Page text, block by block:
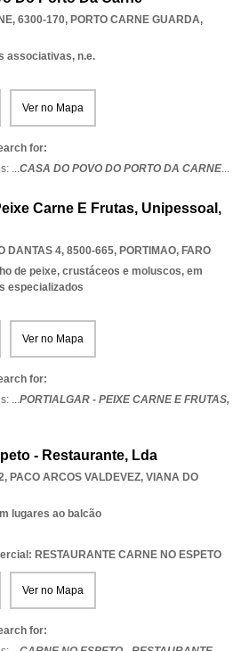
6300-170, PORTO CARNE GUARDA,
associativas, n.e.
Ver no Mapa
for:
...CASA DO POVO DO PORTO DA CARNE...
Carne E Frutas, Unipessoal,
DANTAS 4, 8500-665, PORTIMAO, FARO
de peixe, crustáceos e moluscos, em
especializados
Ver no Mapa
for:
...PORTIALGAR - PEIXE CARNE E FRUTAS,
- Restaurante, Lda
, PACO ARCOS VALDEVEZ, VIANA DO
lugares ao balcão
RESTAURANTE CARNE NO ESPETO
Ver no Mapa
for: